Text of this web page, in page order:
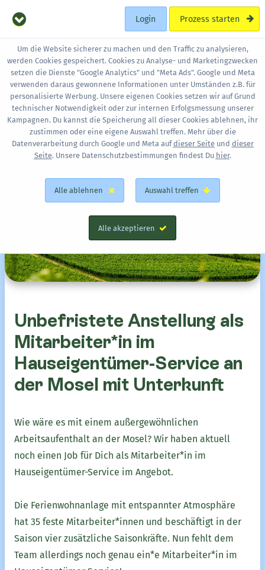
Login Prozess starten
Um die Website sicherer zu machen und den Traffic zu analysieren,
werden Cookies gespeichert. Cookies zu Analyse- und Marketingzwecken
setzen die Dienste "Google Analytics" und "Meta Ads". Google und Meta
verwenden daraus gewonnene Informationen unter Umständen z.B. für
personalisierte Werbung. Unsere eigenen Cookies setzen wir auf Grund
technischer Notwendigkeit oder zur internen Erfolgsmessung unserer
Kampagnen. Du kannst die Speicherung all dieser Cookies ablehnen, ihr
zustimmen oder eine eigene Auswahl treffen. Mehr über die
Datenverarbeitung durch Google und Meta aufdieser Seiteund dieser
Seite. Unsere Datenschutzbestimmungen findest Du hier.
Alle ablehnen Auswahl treffen
Alle akzeptieren
Unbefristete Anstellung als
Mitarbeiter*in im
Hauseigentümer-Service an
der Mosel mit Unterkunft
Wie wäre es mit einem außergewöhnlichen
Arbeitsaufenthalt an der Mosel? Wir haben aktuell
noch einen Job für Dich als Mitarbeiter*in im
Hauseigentümer-Service im Angebot.
Die Ferienwohnanlage mit entspannter Atmosphäre
hat 35 feste Mitarbeiter*innen und beschäftigt in der
Saison vier zusätzliche Saisonkräfte. Nun fehlt dem
Team allerdings noch genau ein*e Mitarbeiter*in im